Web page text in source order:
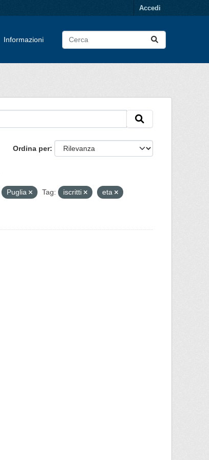
Accedi
Informazioni
Ordina per
Puglia Tag: iscritti
eta